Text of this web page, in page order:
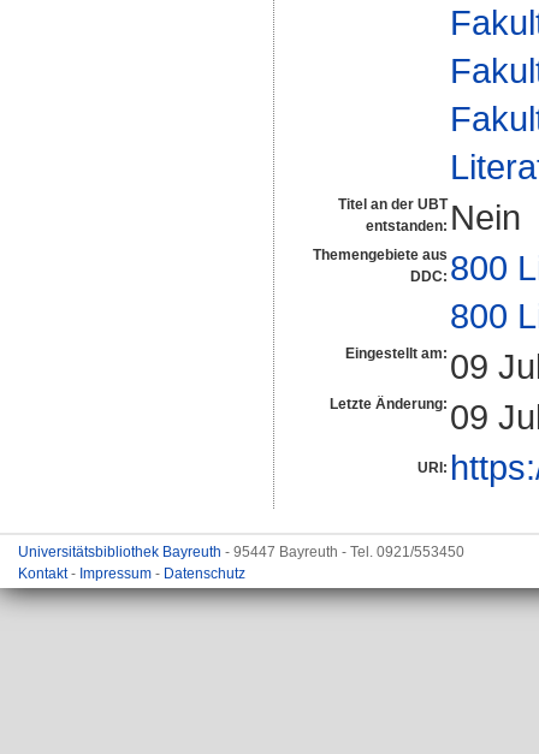
Titel an der UBT
entstanden: Nein
Themengebiete aus
DDC: 800
800
Eingestellt am: 09
Letzte Änderung: 09
URI:
Universitätsbibliothek Bayreuth - 95447 Bayreuth - Tel. 0921/553450
Kontakt- Impressum - Datenschutz